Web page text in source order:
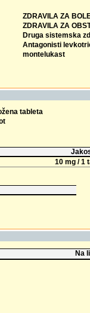
ZDRAVILA ZA
ZDRAVILA ZA
Druga sistemska
Antagonisti
montelukast
tableta
10 mg / 1
Na